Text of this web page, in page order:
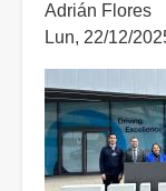
en
Adrián Flores
Lun, 22/12/